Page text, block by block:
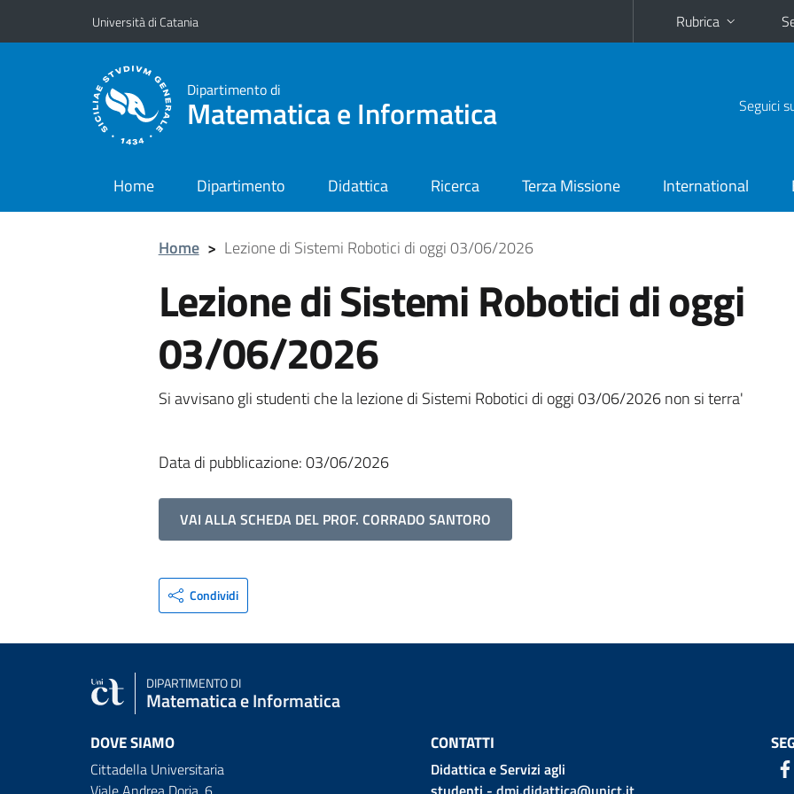
Vai al contenuto principale
Vai al menu di navigazione
Università di Catania Rubrica
Dipartimento di
Matematica e Informatica Seguici
Home Dipartimento Didattica Ricerca Terza Missione International
Home > Lezione di Sistemi Robotici di oggi 03/06/2026
Lezione di Sistemi Robotici di oggi
03/06/2026
Si avvisano gli studenti che la lezione di Sistemi Robotici di oggi 03/06/2026 non si terra'
Data di pubblicazione: 03/06/2026
VAI ALLA SCHEDA DEL PROF. CORRADO SANTORO
Condividi
DIPARTIMENTO DI
Matematica e Informatica
DOVE SIAMO
Cittadella Universitaria
CONTATTI
Didattica e Servizi agli